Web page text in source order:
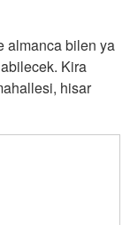
almanca bilen ya
Kira
hisar